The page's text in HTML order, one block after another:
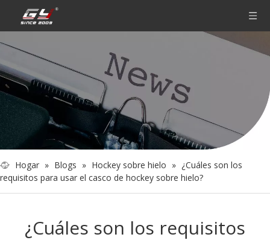
Hogar » Blogs » Hockey sobre hielo » ¿Cuáles son los
requisitos para usar el casco de hockey sobre hielo?
¿Cuáles son los requisitos